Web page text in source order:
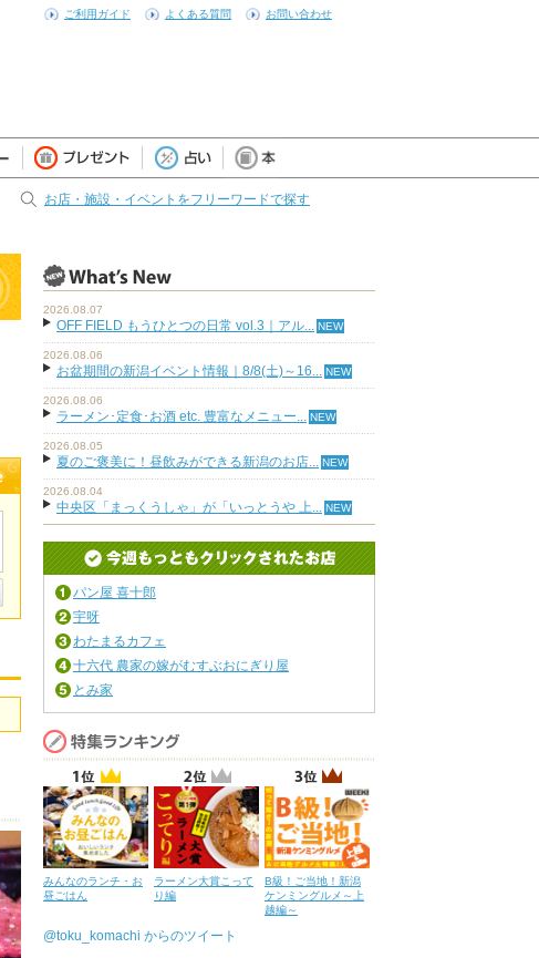
ご利用ガイド よくある質問 お問い合わせ
お店・施設・イベントをフリーワードで探す
2026.08.07
OFF FIELD もうひとつの日常 vol.3｜アル...
2026.08.06
お盆期間の新潟イベント情報｜8/8(土)～16...
2026.08.06
ラーメン･定食･お酒 etc. 豊富なメニュー...
2026.08.05
夏のご褒美に！昼飲みができる新潟のお店...
2026.08.04
中央区「まっくうしゃ」が「いっとうや 上...
パン屋 喜十郎
宇呀
わたまるカフェ
十六代 農家の嫁がむすぶおにぎり屋
とみ家
みんなのランチ・お
昼ごはん
ラーメン大賞こって
り編
B級！ご当地！新潟
ケンミングルメ～上
越編～
@toku_komachi からのツイート